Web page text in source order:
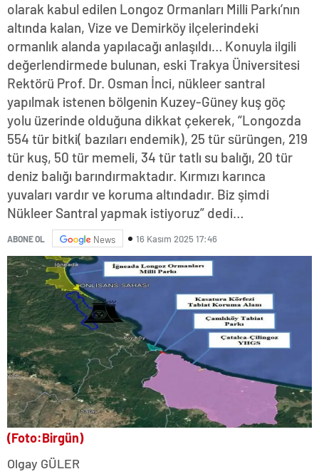
olarak kabul edilen Longoz Ormanları Milli Parkı’nın
altında kalan, Vize ve Demirköy ilçelerindeki
ormanlık alanda yapılacağı anlaşıldı… Konuyla ilgili
değerlendirmede bulunan, eski Trakya Üniversitesi
Rektörü Prof. Dr. Osman İnci, nükleer santral
yapılmak istenen bölgenin Kuzey-Güney kuş göç
yolu üzerinde olduğuna dikkat çekerek, “Longozda
554 tür bitki( bazıları endemik), 25 tür sürüngen, 219
tür kuş, 50 tür memeli, 34 tür tatlı su balığı, 20 tür
deniz balığı barındırmaktadır. Kırmızı karınca
yuvaları vardır ve koruma altındadır. Biz şimdi
Nükleer Santral yapmak istiyoruz” dedi…
ABONE OL News 16 Kasım 2025 17:46
(Foto:Birgün)
Olgay GÜLER